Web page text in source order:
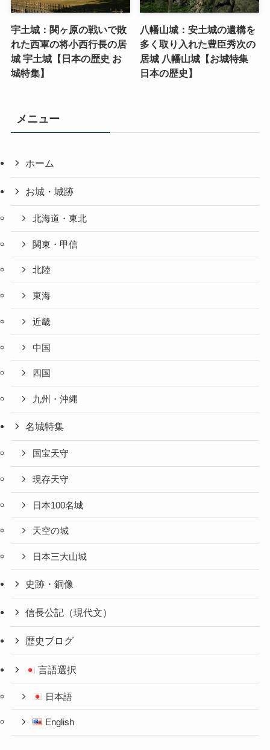
宇土城：関ヶ原の戦いで敗
れた西軍の将小西行長の居
城 宇土城【日本の歴史 お
城特集】
八幡山城：安土城の遺構を
多く取り入れた豊臣秀次の
居城 八幡山城【お城特集
日本の歴史】
メニュー
ホーム
お城・城跡
北海道・東北
関東・甲信
北陸
東海
近畿
中国
四国
九州・沖縄
名城特集
国宝天守
現存天守
日本100名城
天空の城
日本三大山城
史跡・銅像
信長公記（現代文）
歴史ブログ
言語選択
日本語
English